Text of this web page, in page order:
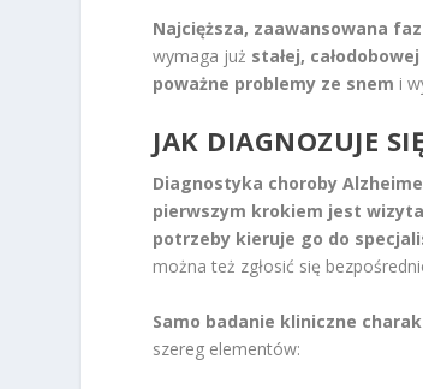
Najcięższa, zaawansowana
wymaga już stałej,
poważne problemy ze snem i
JAK DIAGNOZUJE
Diagnostyka choroby
pierwszym krokiem jest
potrzeby kieruje go do
można też zgłosić się
Samo badanie kliniczne
szereg elementów: